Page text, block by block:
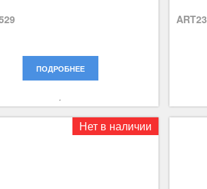
ПОДРОБНЕЕ
Нет в наличии